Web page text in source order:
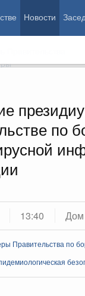
Новости
по
13:40 Дом
Правительства по
Правительства